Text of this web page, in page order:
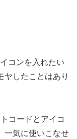
コンを入れたい
したことはあり
コードとアイコ
一気に使いこなせ